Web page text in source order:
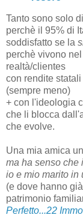
Tanto sono solo
perchè il 95% di
soddisfatto se la
perchè vivono
realtà/clientes
con rendite
(sempre meno)
+ con l'ideologia
che li blocca
che evolve.
Una mia amica
ma ha senso che
io e mio marito in
(e dove hanno
patrimonio
Perfetto...22